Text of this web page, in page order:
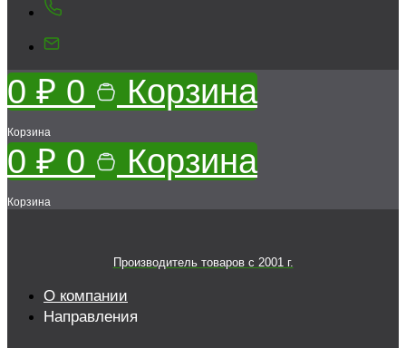
0 ₽ 0 Корзина
Корзина
0 ₽ 0 Корзина
Корзина
Производитель товаров c 2001 г.
О компании
Направления